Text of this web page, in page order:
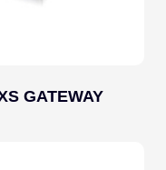
GATEWAY